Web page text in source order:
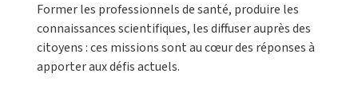
Former les professionnels de santé, produire les
connaissances scientifiques, les diffuser auprès des
citoyens : ces missions sont au cœur des réponses à
apporter aux défis actuels.